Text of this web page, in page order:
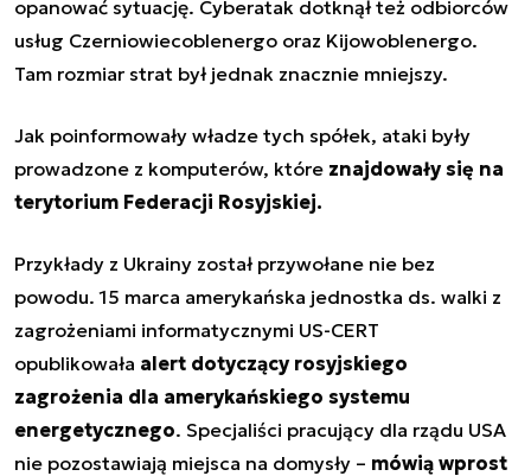
opanować sytuację. Cyberatak dotknął też odbiorców
usług Czerniowiecoblenergo oraz Kijowoblenergo.
Tam rozmiar strat był jednak znacznie mniejszy.
Jak poinformowały władze tych spółek, ataki były
prowadzone z komputerów, które znajdowały się na
terytorium Federacji Rosyjskiej.
Przykłady z Ukrainy został przywołane nie bez
powodu. 15 marca amerykańska jednostka ds. walki z
zagrożeniami informatycznymi US-CERT
opublikowała alert dotyczący rosyjskiego
zagrożenia dla amerykańskiego systemu
energetycznego. Specjaliści pracujący dla rządu USA
nie pozostawiają miejsca na domysły – mówią wprost